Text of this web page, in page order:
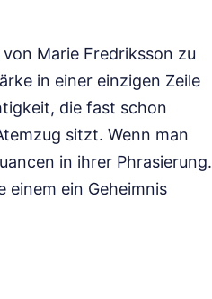
Marie Fredriksson zu
in einer einzigen Zeile
die fast schon
sitzt. Wenn man
in ihrer Phrasierung.
einem ein Geheimnis